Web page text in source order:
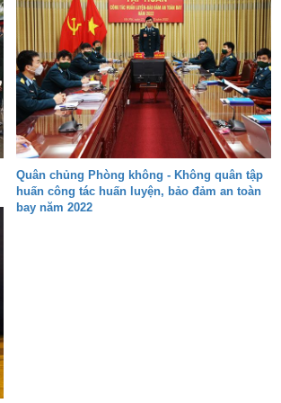
Quân chủng Phòng không - Không quân tập
huấn công tác huấn luyện, bảo đảm an toàn
bay năm 2022